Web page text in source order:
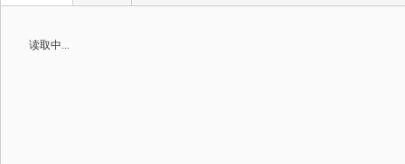
读取中...